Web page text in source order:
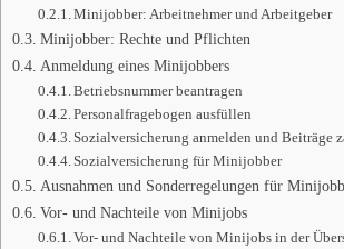
Minijobber: Arbeitnehmer und Arbeitgeber
Minijobber: Rechte und Pflichten
Anmeldung eines Minijobbers
Betriebsnummer beantragen
Personalfragebogen ausfüllen
Sozialversicherung anmelden und Beiträge
Sozialversicherung für Minijobber
Ausnahmen und Sonderregelungen für
Vor- und Nachteile von Minijobs
Vor- und Nachteile von Minijobs in der